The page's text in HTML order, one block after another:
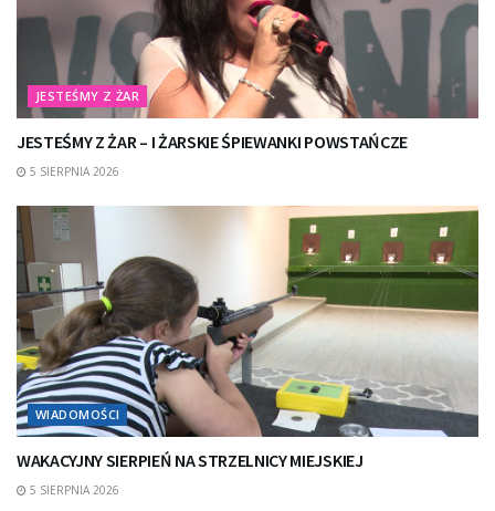
JESTEŚMY Z ŻAR
JESTEŚMY Z ŻAR – I ŻARSKIE ŚPIEWANKI POWSTAŃCZE
5 SIERPNIA 2026
WIADOMOŚCI
WAKACYJNY SIERPIEŃ NA STRZELNICY MIEJSKIEJ
5 SIERPNIA 2026